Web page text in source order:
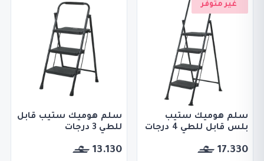
غير متوفر
سلم هوميك ستيب
بلس قابل للطي 4 درجات
17.330
سلم هوميك ستيب قابل
للطي 3 درجات
13.130